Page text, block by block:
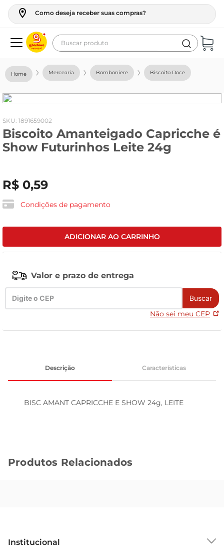
Como deseja receber suas compras?
Buscar produto
Mercearia Bomboniere Biscoito Doce
: 1891659002
Biscoito Amanteigado Capricche é
Show Futurinhos Leite 24g
R$ 0,59
Condições de pagamento
ADICIONAR AO CARRINHO
Valor e prazo de entrega
Buscar
Não sei meu CEP
Descrição Características
BISC AMANT CAPRICCHE E SHOW 24g, LEITE
Produtos Relacionados
Institucional
geladeira
fogao
café
cerveja
leite
vinho